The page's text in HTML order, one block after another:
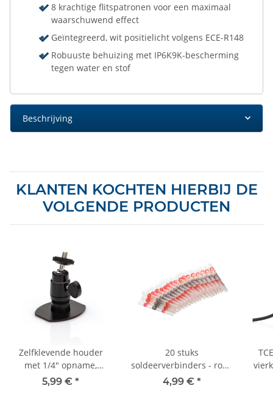
8 krachtige flitspatronen voor een maximaal
waarschuwend effect
Geïntegreerd, wit positielicht volgens ECE-R148
Robuuste behuizing met IP6K9K-bescherming
tegen water en stof
Beschrijving
KLANTEN KOCHTEN HIERBIJ DE
VOLGENDE PRODUCTEN
Zelfklevende houder
met 1/4" opname,
verstelbaar
5,99 € *
20 stuks
soldeerverbinders - rood
- tot 1,5 mm²
4,99 € *